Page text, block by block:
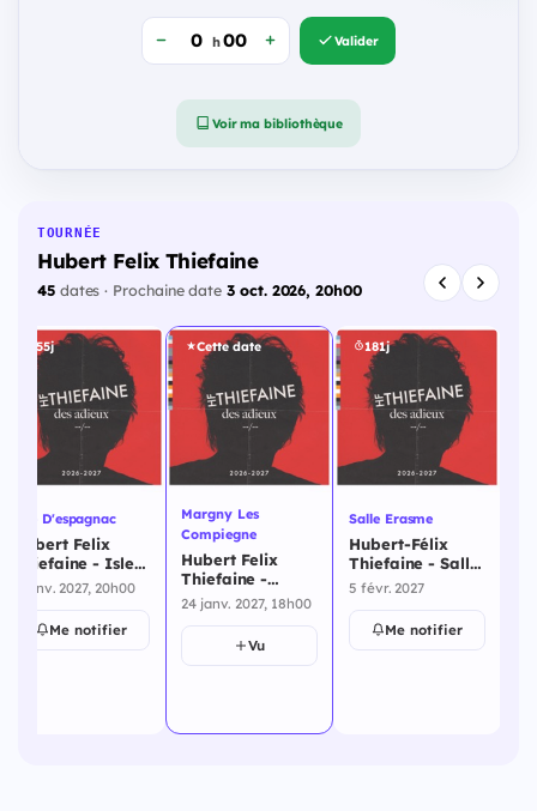
h Valider
Voir ma bibliothèque
TOURNÉE
Hubert Felix Thiefaine
45dates · Prochaine date3 oct. 2026, 20h00
155j
Isle D'espagnac
Hubert Felix
Thiefaine - Isle
D'espagnac - 9
janvier 2027
9 janv. 2027, 20h00
Me notifier
Cette date
Margny Les
Compiegne
Hubert Felix
Thiefaine -
Margny Les
Compiegne - 24
janvier 2027
24 janv. 2027, 18h00
Vu
181j
Salle Erasme
Hubert-Félix
Thiefaine - Salle
Erasme - 5
5 févr. 2027
Me notifier